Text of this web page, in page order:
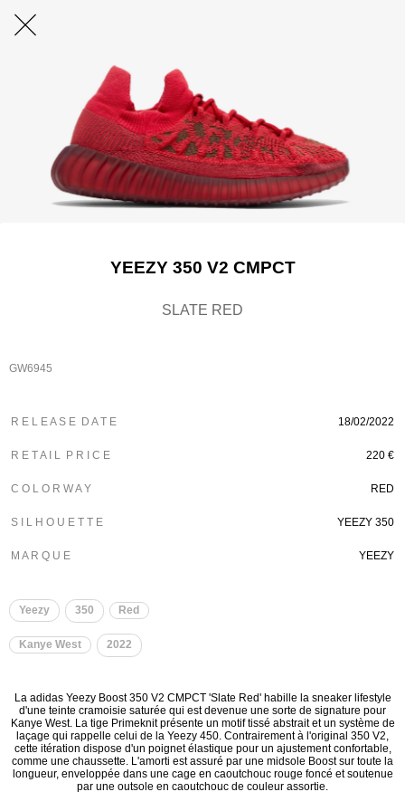
YEEZY 350 V2 CMPCT
SLATE RED
GW6945
R E L E A S E D A T E 18/02/2022
R E T A I L P R I C E 220 €
C O L O R W A Y RED
S I L H O U E T T E YEEZY 350
M A R Q U E YEEZY
Yeezy 350 Red
Kanye West 2022
La adidas Yeezy Boost 350 V2 CMPCT 'Slate Red' habille la sneaker lifestyle
d'une teinte cramoisie saturée qui est devenue une sorte de signature pour
Kanye West. La tige Primeknit présente un motif tissé abstrait et un système de
laçage qui rappelle celui de la Yeezy 450. Contrairement à l'original 350 V2,
cette itération dispose d'un poignet élastique pour un ajustement confortable,
comme une chaussette. L'amorti est assuré par une midsole Boost sur toute la
longueur, enveloppée dans une cage en caoutchouc rouge foncé et soutenue
par une outsole en caoutchouc de couleur assortie.